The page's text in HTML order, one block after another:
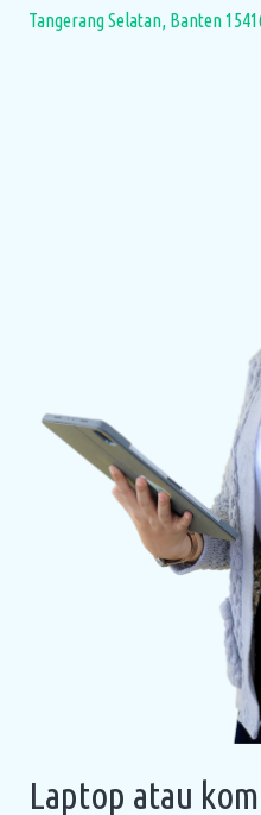
Tangerang Selatan, Banten
Laptop atau